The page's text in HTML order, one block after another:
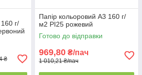
г/
₴
Папір кольоровий А3 160 г/
м2 PI25 рожевий
Готово до відправки
969,80 ₴/пач
1 010,21 ₴/пач